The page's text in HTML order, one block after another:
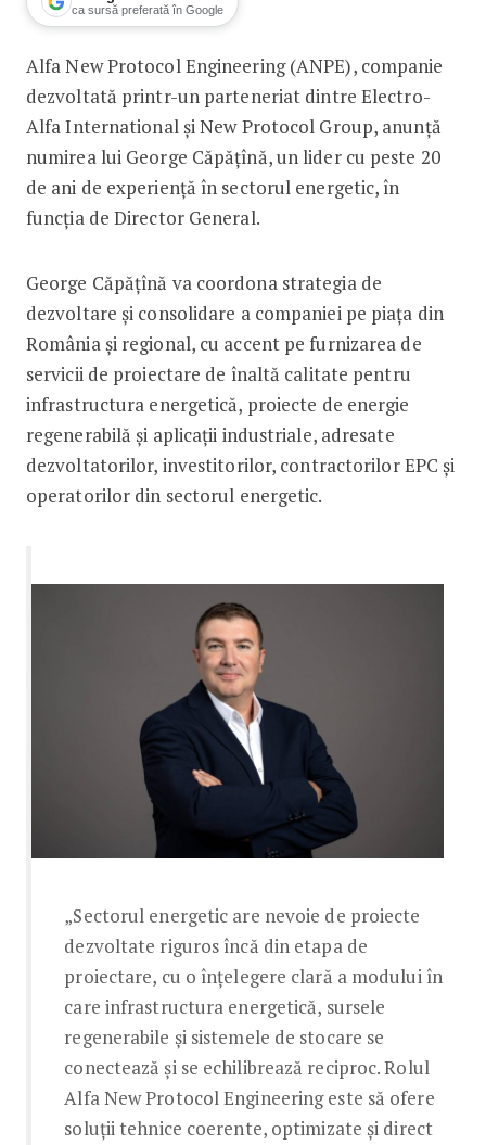
ca sursă preferată în Google
George Căpățînă, numit CEO la Alfa
Alfa New Protocol Engineering (ANPE), companie
dezvoltată printr-un parteneriat dintre Electro-
Alfa International și New Protocol Group, anunță
numirea lui George Căpățînă, un lider cu peste 20
de ani de experiență în sectorul energetic, în
funcția de Director General.
George Căpățînă va coordona strategia de
dezvoltare și consolidare a companiei pe piața din
România și regional, cu accent pe furnizarea de
servicii de proiectare de înaltă calitate pentru
infrastructura energetică, proiecte de energie
regenerabilă și aplicații industriale, adresate
dezvoltatorilor, investitorilor, contractorilor EPC și
operatorilor din sectorul energetic.
„Sectorul energetic are nevoie de proiecte
dezvoltate riguros încă din etapa de
proiectare, cu o înțelegere clară a modului în
care infrastructura energetică, sursele
regenerabile și sistemele de stocare se
conectează și se echilibrează reciproc. Rolul
Alfa New Protocol Engineering este să ofere
soluții tehnice coerente, optimizate și direct